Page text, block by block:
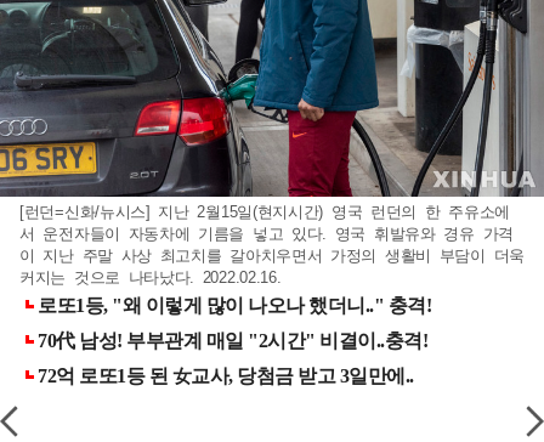
[런던=신화/뉴시스] 지난 2월15일(현지시간) 영국 런던의 한 주유소에
서 운전자들이 자동차에 기름을 넣고 있다. 영국 휘발유와 경유 가격
이 지난 주말 사상 최고치를 갈아치우면서 가정의 생활비 부담이 더욱
커지는 것으로 나타났다. 2022.02.16.